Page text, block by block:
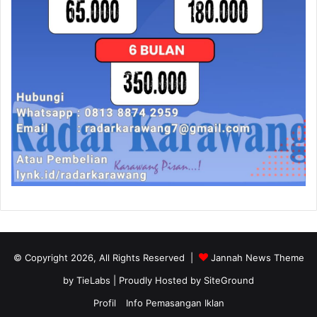
© Copyright 2026, All Rights Reserved |
Jannah News Theme
by TieLabs | Proudly Hosted by SiteGround
Profil
Info Pemasangan Iklan